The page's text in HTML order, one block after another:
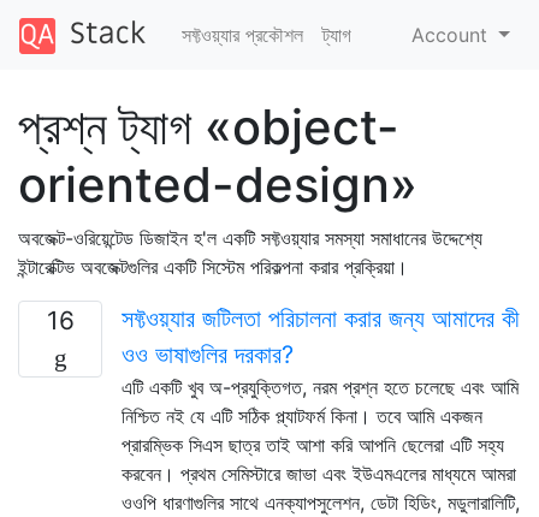
সফ্টওয়্যার প্রকৌশল ট্যাগ Account
প্রশ্ন ট্যাগ «object-
oriented-design»
অবজেক্ট-ওরিয়েন্টেড ডিজাইন হ'ল একটি সফ্টওয়্যার সমস্যা সমাধানের উদ্দেশ্যে
ইন্টারেক্টিভ অবজেক্টগুলির একটি সিস্টেম পরিকল্পনা করার প্রক্রিয়া।
16
সফ্টওয়্যার জটিলতা পরিচালনা করার জন্য আমাদের কী
ওও ভাষাগুলির দরকার?
এটি একটি খুব অ-প্রযুক্তিগত, নরম প্রশ্ন হতে চলেছে এবং আমি
নিশ্চিত নই যে এটি সঠিক প্ল্যাটফর্ম কিনা। তবে আমি একজন
প্রারম্ভিক সিএস ছাত্র তাই আশা করি আপনি ছেলেরা এটি সহ্য
করবেন। প্রথম সেমিস্টারে জাভা এবং ইউএমএলের মাধ্যমে আমরা
ওওপি ধারণাগুলির সাথে এনক্যাপসুলেশন, ডেটা হিডিং, মডুলারালিটি,